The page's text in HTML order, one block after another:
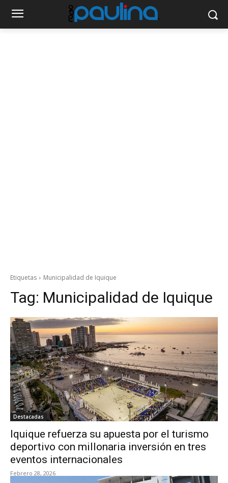
Etiquetas Municipalidad de Iquique
Tag: Municipalidad de Iquique
Destacadas
Iquique refuerza su apuesta por el turismo
deportivo con millonaria inversión en tres
eventos internacionales
Febrero 28, 2026